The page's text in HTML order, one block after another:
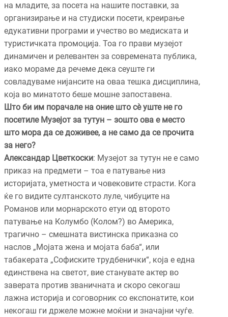
на младите, за посета на нашите поставки, за
организирање и на студиски посети, креирање
едукативни програми и учество во медиската и
туристичката промоција. Тоа го прави музејот
динамичен и релевантен за современата публика,
иако мораме да речеме дека сеуште ги
совладуваме нијансите на оваа тешка дисциплина,
која во минатото беше мошне запоставена.
Што би им порачале на оние што сè уште не го
посетиле Музејот за тутун – зошто ова е место
што мора да се доживее, а не само да се прочита
за него?
Александар Цветкоски: Музејот за тутун не е само
приказ на предмети – тоа е патување низ
историјата, уметноста и човековите страсти. Кога
ќе го видите султанското луле, чибуците на
Романов или морнарското етуи од второто
патување на Колумбо (Колом?) во Америка,
трагично – смешната вистинска приказна со
наслов „Мојата жена и мојата баба“, или
табакерата „Софиските трудбенички“, која е една
единствена на светот, вие станувате актер во
заверата против званичната и скоро секогаш
лажна историја и соговорник со експонатите, кои
некогаш ги држеле можне моќни и значајни чуѓе.